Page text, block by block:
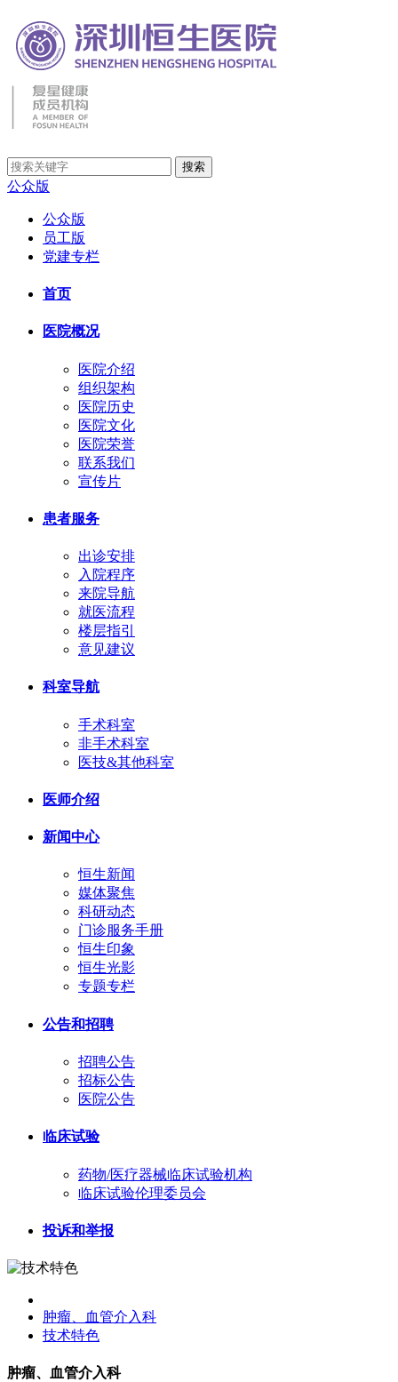
公众版
公众版
员工版
党建专栏
首页
医院概况
医院介绍
组织架构
医院历史
医院文化
医院荣誉
联系我们
宣传片
患者服务
出诊安排
入院程序
来院导航
就医流程
楼层指引
意见建议
科室导航
手术科室
非手术科室
医技&其他科室
医师介绍
新闻中心
恒生新闻
媒体聚焦
科研动态
门诊服务手册
恒生印象
恒生光影
专题专栏
公告和招聘
招聘公告
招标公告
医院公告
临床试验
药物/医疗器械临床试验机构
临床试验伦理委员会
投诉和举报
肿瘤、血管介入科
技术特色
肿瘤、血管介入科